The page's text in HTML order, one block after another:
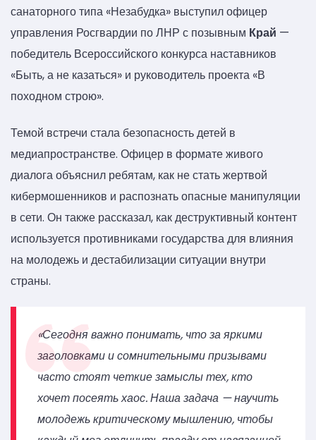
санаторного типа «Незабудка» выступил офицер
управления Росгвардии по ЛНР с позывным Край —
победитель Всероссийского конкурса наставников
«Быть, а не казаться» и руководитель проекта «В
походном строю».
Темой встречи стала безопасность детей в
медиапространстве. Офицер в формате живого
диалога объяснил ребятам, как не стать жертвой
кибермошенников и распознать опасные манипуляции
в сети. Он также рассказал, как деструктивный контент
используется противниками государства для влияния
на молодежь и дестабилизации ситуации внутри
страны.
«Сегодня важно понимать, что за яркими
заголовками и сомнительными призывами
часто стоят четкие замыслы тех, кто
хочет посеять хаос. Наша задача — научить
молодежь критическому мышлению, чтобы